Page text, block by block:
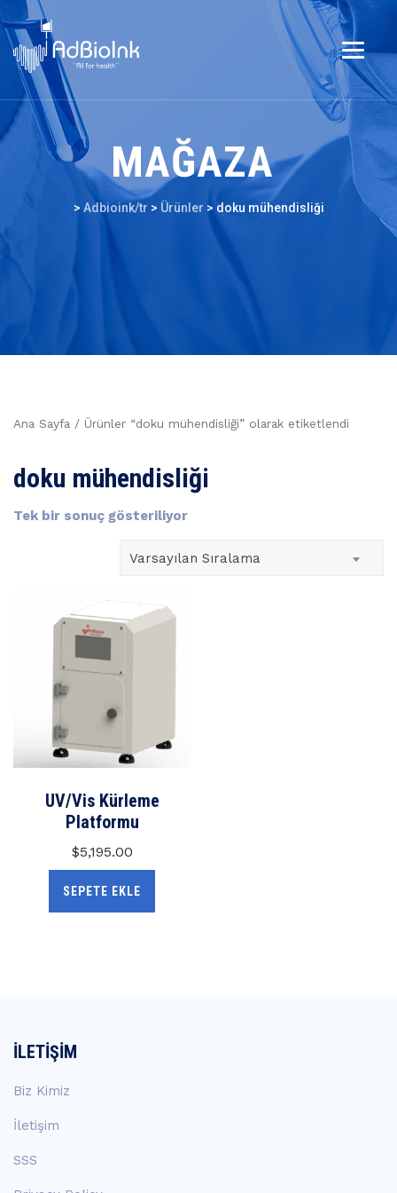
MAĞAZA
> Adbioink/tr > Ürünler > doku mühendisliği
Ana Sayfa / Ürünler “doku mühendisliği” olarak etiketlendi
doku mühendisliği
Tek bir sonuç gösteriliyor
Varsayılan Sıralama
UV/Vis Kürleme
Platformu
$5,195.00
SEPETE EKLE
İLETIŞIM
Biz Kimiz
İletişim
SSS